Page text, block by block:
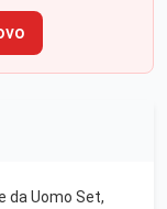
da Uomo Set,